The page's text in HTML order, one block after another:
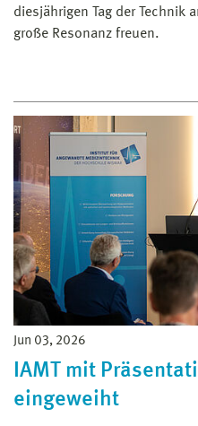
diesjährigen Tag der Technik
große Resonanz freuen.
Jun 03, 2026
IAMT mit
eingeweiht